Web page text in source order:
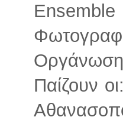
Ensemble
Παίζουν